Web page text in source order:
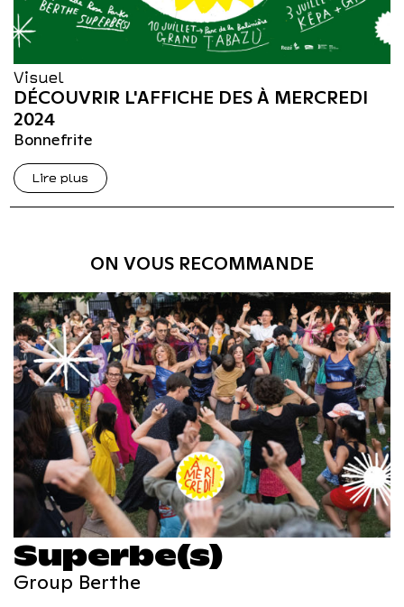
Visuel
DÉCOUVRIR L'AFFICHE DES À MERCREDI
2024
Bonnefrite
Lire plus
ON VOUS RECOMMANDE
Superbe(s)
Group Berthe